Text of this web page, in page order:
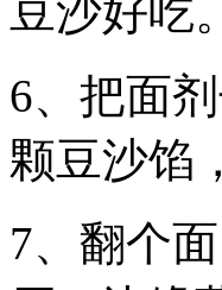
豆沙好吃。
6、把面
颗豆沙馅
7、翻个